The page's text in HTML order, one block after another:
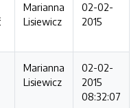
Marianna
Lisiewicz
02-02-
2015
Marianna
Lisiewicz
02-02-
2015
08:32:07